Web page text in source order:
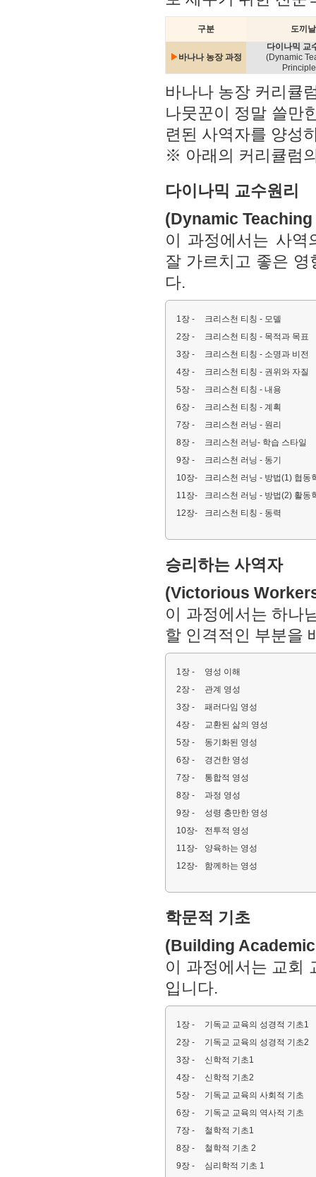
구분 도끼날
▶ 바나나 농장 과정
다이나믹 교
(Dynamic
바나나 농장 커리큘
나뭇꾼이 정말 쓸만
련된 사역자를 양성
※ 아래의 커리큘럼
다이나믹 교수원리
(Dynamic
이 과정에서는 사
잘 가르치고 좋은
다.
1장 -
크리스천 티칭 - 모델
2장 -
크리스천 티칭 - 목적과 목표
3장 -
크리스천 티칭 - 소명과 비전
4장 -
크리스천 티칭 - 권위와 자질
5장 -
크리스천 티칭 - 내용
6장 -
크리스천 티칭 - 계획
7장 -
크리스천 러닝 - 원리
8장 -
크리스천 러닝- 학습 스타일
9장 -
크리스천 러닝 - 동기
10장-
크리스천 러닝 - 방법(1) 협동
11장-
크리스천 러닝 - 방법(2) 활동
12장-
크리스천 티칭 - 동력
승리하는 사역자
(Victorious
이 과정에서는 하나
할 인격적인 부분을
1장 -
영성 이해
2장 -
관계 영성
3장 -
패러다임 영성
4장 -
교환된 삶의 영성
5장 -
동기화된 영성
6장 -
경건한 영성
7장 -
통합적 영성
8장 -
과정 영성
9장 -
성령 충만한 영성
10장-
전투적 영성
11장-
양육하는 영성
12장-
함께하는 영성
학문적 기초
(Building
이 과정에서는 교회
입니다.
1장 -
기독교 교육의 성경적 기초1
2장 -
기독교 교육의 성경적 기초2
3장 -
신학적 기초1
4장 -
신학적 기초2
5장 -
기독교 교육의 사회적 기초
6장 -
기독교 교육의 역사적 기초
7장 -
철학적 기초1
8장 -
철학적 기초 2
9장 -
심리학적 기초 1